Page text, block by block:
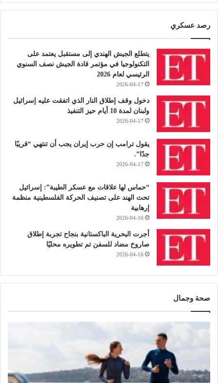
رصد عسكري
يتطلع الجيش الهندي إلى مستقبل يعتمد على
التكنولوجيا في مؤتمر قادة الجيش نصف السنوي
الرئيسي لعام 2026
2026-04-17
دخول وقف إطلاق النار الذي اتفقت عليه إسرائيل
ولبنان لمدة 10 أيام حيز التنفيذ
2026-04-17
يقول ترامب إن حرب إيران يجب أن تنتهي “قريبًا
جدًا”.
2026-04-17
“حماس لها علاقات مع عسكر الطيبة”: إسرائيل
تحث الهند على تصنيف الحركة الفلسطينية منظمة
إرهابية
2026-04-16
أجرت البحرية الباكستانية بنجاح تجربة إطلاق
صاروخ مضاد للسفن تم تطويره محليًا
2026-04-16
صحة وجمال